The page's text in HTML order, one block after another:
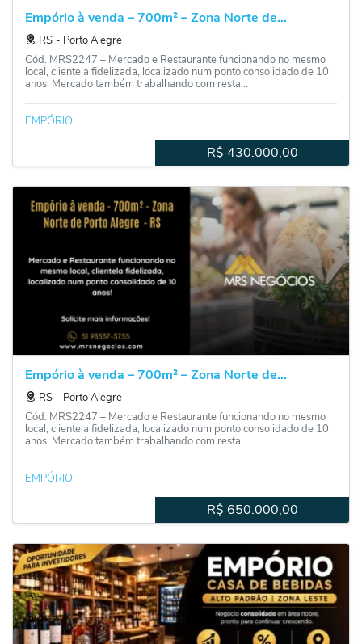
Empório à venda – 700m² – Zona Norte de...
RS ‐ Porto Alegre
Cód. MRS2247 – Mercado e Restaurante funcionando no mesmo
local, clientela fidelizada, localizado num ponto consolidado de 10
anos. Mercado também trabalhando com resta...
EMPÓRIO
R$ 430.000,00
Empório à venda – 700m² – Zona Norte de...
RS ‐ Porto Alegre
Cód. MRS2247 – Mercado e Restaurante funcionando no mesmo
local, clientela fidelizada, localizado num ponto consolidado de 10
anos. Mercado também trabalhando com resta...
EMPÓRIO
R$ 650.000,00